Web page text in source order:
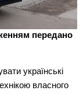
передано
українські
власного